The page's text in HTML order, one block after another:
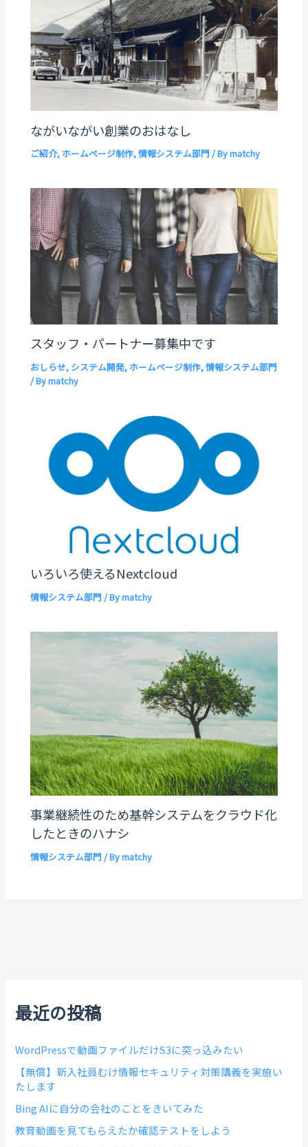
ながいながい創業のおはなし
ご紹介, ホームページ制作,情報システム部門 / Bymatchy
スタッフ・パートナー募集中です
おしらせ, システム開発, ホームページ制作,情報システム部門
/ Bymatchy
いろいろ使えるNextcloud
情報システム部門 / Bymatchy
事業継続性のため基幹システムをクラウド化
したときのハナシ
情報システム部門 / Bymatchy
最近の投稿
WordPressで動画ファイルだけS3に突っ込みたい
【無償】新入社員むけ情報セキュリティ対策講義を実施い
たします
Bing AIに自分の会社のことをきいてみた
教育動画を見てもらえたか確認テストをしよう